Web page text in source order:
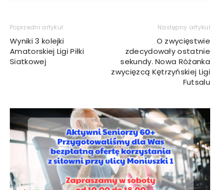
Poprzedni artykuł
Wyniki 3 kolejki
Amatorskiej Ligi Piłki
Siatkowej
Następny artykuł
O zwycięstwie
zdecydowały ostatnie
sekundy. Nowa Różanka
zwycięzcą Kętrzyńskiej Ligi
Futsalu